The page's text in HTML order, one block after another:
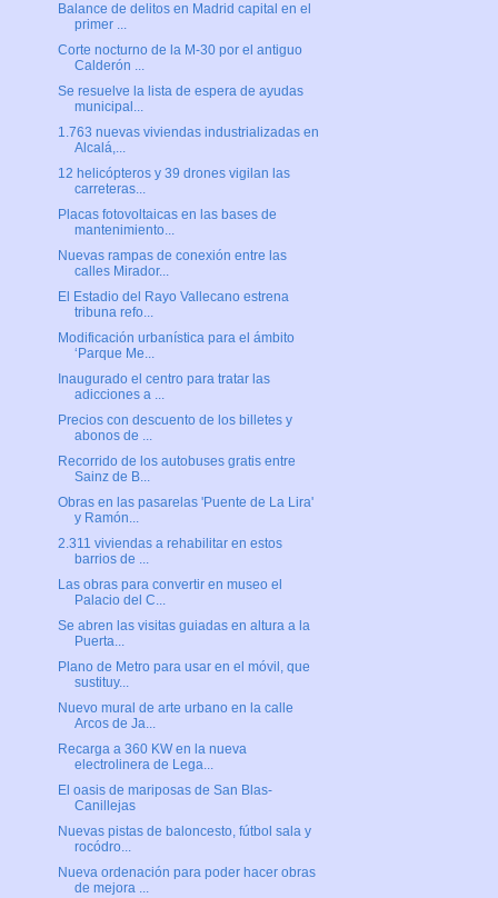
Balance de delitos en Madrid capital en el
primer ...
Corte nocturno de la M-30 por el antiguo
Calderón ...
Se resuelve la lista de espera de ayudas
municipal...
1.763 nuevas viviendas industrializadas en
Alcalá,...
12 helicópteros y 39 drones vigilan las
carreteras...
Placas fotovoltaicas en las bases de
mantenimiento...
Nuevas rampas de conexión entre las
calles Mirador...
El Estadio del Rayo Vallecano estrena
tribuna refo...
Modificación urbanística para el ámbito
‘Parque Me...
Inaugurado el centro para tratar las
adicciones a ...
Precios con descuento de los billetes y
abonos de ...
Recorrido de los autobuses gratis entre
Sainz de B...
Obras en las pasarelas 'Puente de La Lira'
y Ramón...
2.311 viviendas a rehabilitar en estos
barrios de ...
Las obras para convertir en museo el
Palacio del C...
Se abren las visitas guiadas en altura a la
Puerta...
Plano de Metro para usar en el móvil, que
sustituy...
Nuevo mural de arte urbano en la calle
Arcos de Ja...
Recarga a 360 KW en la nueva
electrolinera de Lega...
El oasis de mariposas de San Blas-
Canillejas
Nuevas pistas de baloncesto, fútbol sala y
rocódro...
Nueva ordenación para poder hacer obras
de mejora ...